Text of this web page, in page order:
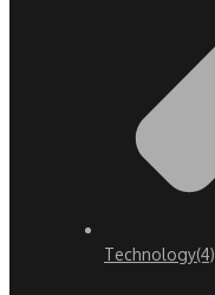
Technology(4)